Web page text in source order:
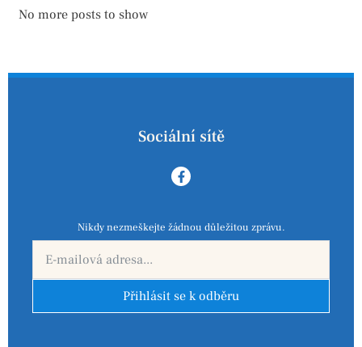
No more posts to show
Sociální sítě
Nikdy nezmeškejte žádnou důležitou zprávu.
Přihlásit se k odběru